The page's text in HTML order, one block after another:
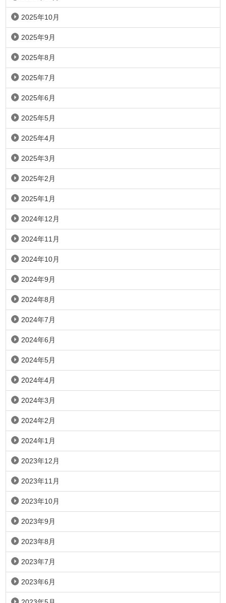
2025年10月
2025年9月
2025年8月
2025年7月
2025年6月
2025年5月
2025年4月
2025年3月
2025年2月
2025年1月
2024年12月
2024年11月
2024年10月
2024年9月
2024年8月
2024年7月
2024年6月
2024年5月
2024年4月
2024年3月
2024年2月
2024年1月
2023年12月
2023年11月
2023年10月
2023年9月
2023年8月
2023年7月
2023年6月